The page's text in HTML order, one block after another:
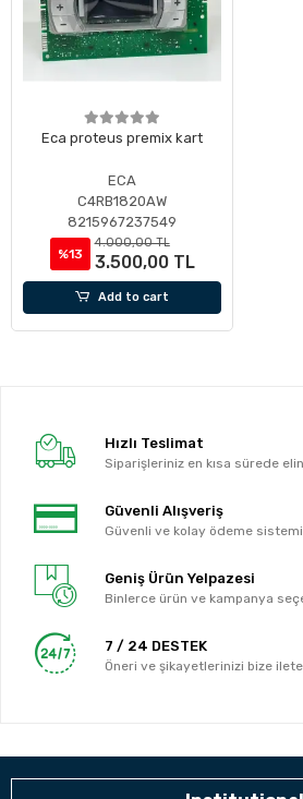
Eca proteus premix kart
ECA
C4RB1820AW
8215967237549
%13
4.000,00 TL
3.500,00 TL
Add to cart
Hızlı Teslimat
Siparişleriniz en kısa sürede
Güvenli Alışveriş
Güvenli ve kolay ödeme sistemi
Geniş Ürün Yelpazesi
Binlerce ürün ve kampanya
7 / 24 DESTEK
Öneri ve şikayetlerinizi bize